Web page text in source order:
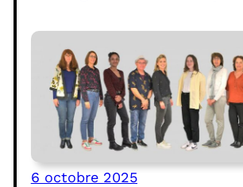
6 octobre 2025